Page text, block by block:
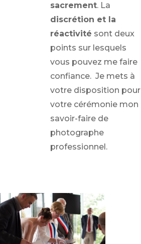
sacrement. La
discrétion et la
réactivité sont deux
points sur lesquels
vous pouvez me faire
confiance. Je mets à
votre disposition pour
votre cérémonie mon
savoir-faire de
photographe
professionnel.